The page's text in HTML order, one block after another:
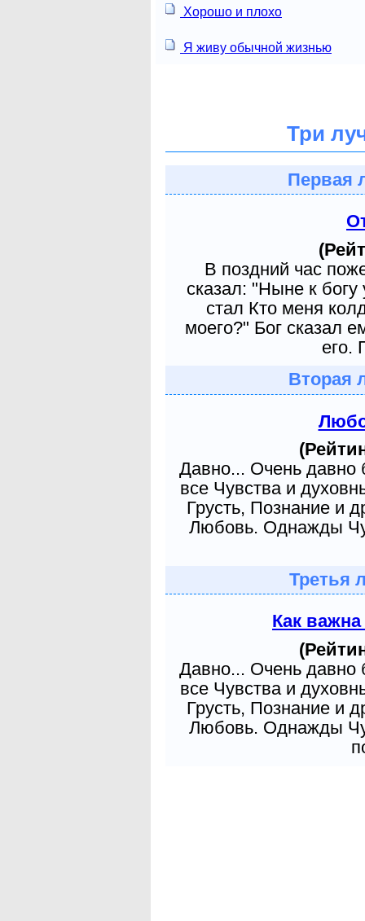
Хорошо и плохо
Я живу обычной жизнью
Три
Первая
В поздний час
сказал: "Ныне к
стал Кто меня
моего?" Бог сказал
его.
Вторая
Давно... Очень давно
все Чувства и
Грусть, Познание и
Любовь. Однажды
Третья
Как
Давно... Очень давно
все Чувства и
Грусть, Познание и
Любовь. Однажды